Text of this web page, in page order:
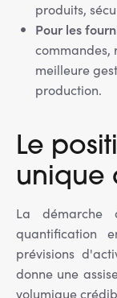
produits,
Pour les
commandes,
meilleure
production.
Le
unique
La démarche
quantification
prévisions
donne une
volumique